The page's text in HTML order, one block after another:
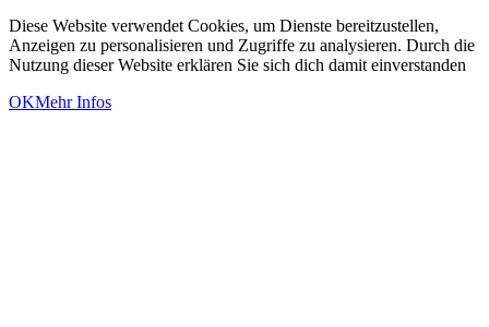
Diese Website verwendet Cookies, um Dienste bereitzustellen,
Anzeigen zu personalisieren und Zugriffe zu analysieren. Durch die
Nutzung dieser Website erklären Sie sich dich damit einverstanden
OKMehr Infos